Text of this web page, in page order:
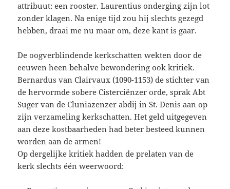
attribuut: een rooster. Laurentius onderging zijn lot
zonder klagen. Na enige tijd zou hij slechts gezegd
hebben, draai me nu maar om, deze kant is gaar.
De oogverblindende kerkschatten wekten door de
eeuwen heen behalve bewondering ook kritiek.
Bernardus van Clairvaux (1090-1153) de stichter van
de hervormde sobere Cisterciënzer orde, sprak Abt
Suger van de Cluniazenzer abdij in St. Denis aan op
zijn verzameling kerkschatten. Het geld uitgegeven
aan deze kostbaarheden had beter besteed kunnen
worden aan de armen!
Op dergelijke kritiek hadden de prelaten van de
kerk slechts één weerwoord: